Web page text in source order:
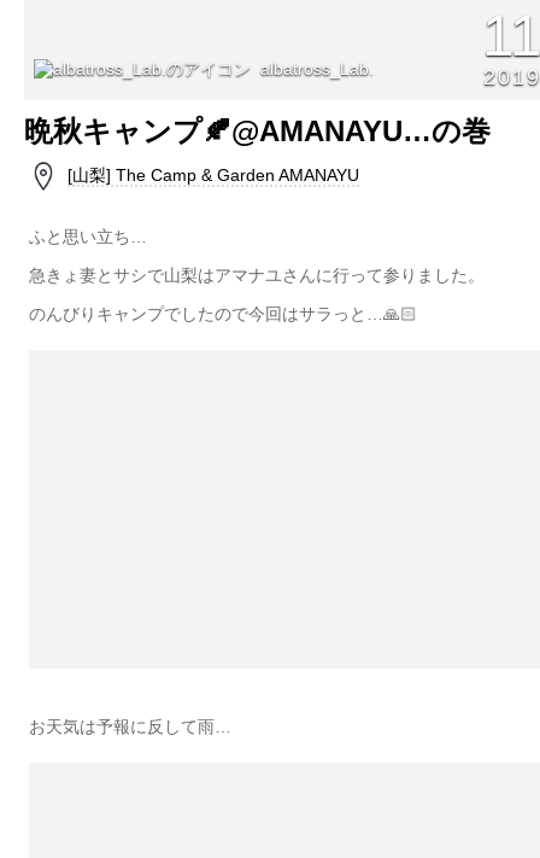
albatross_Lab. 2019
晩秋キャンプ🍂@AMANAYU…の巻
[山梨] The Camp & Garden AMANAYU
ふと思い立ち…
急きょ妻とサシで山梨はアマナユさんに行って参りました。
のんびりキャンプでしたので今回はサラっと…🙏🏻
お天気は予報に反して雨…